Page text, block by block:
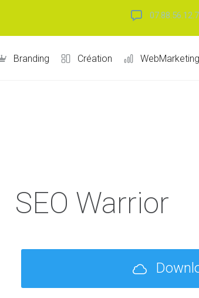
Branding Création WebMarketing
SEO Warrior